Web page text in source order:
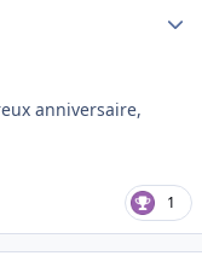
anniversaire,
1